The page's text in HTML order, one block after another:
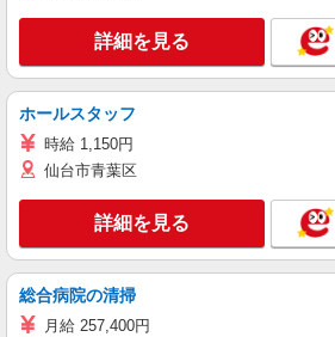
詳細を見る
ホールスタッフ
時給 1,150円
仙台市青葉区
詳細を見る
総合病院の清掃
月給 257,400円